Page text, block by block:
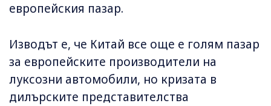
европейския пазар.
Изводът е, че Китай все още е голям пазар
за европейските производители на
луксозни автомобили, но кризата в
дилърските представителства